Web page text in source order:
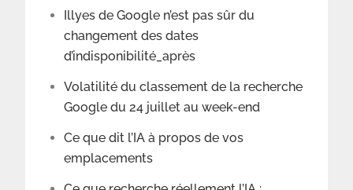
Illyes de Google n’est pas sûr du
changement des dates
d’indisponibilité_après
Volatilité du classement de la recherche
Google du 24 juillet au week-end
Ce que dit l’IA à propos de vos
emplacements